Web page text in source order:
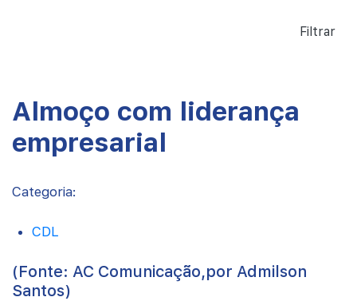
Filtrar
Almoço com liderança
empresarial
Categoria:
CDL
(Fonte: AC Comunicação,por Admilson
Santos)